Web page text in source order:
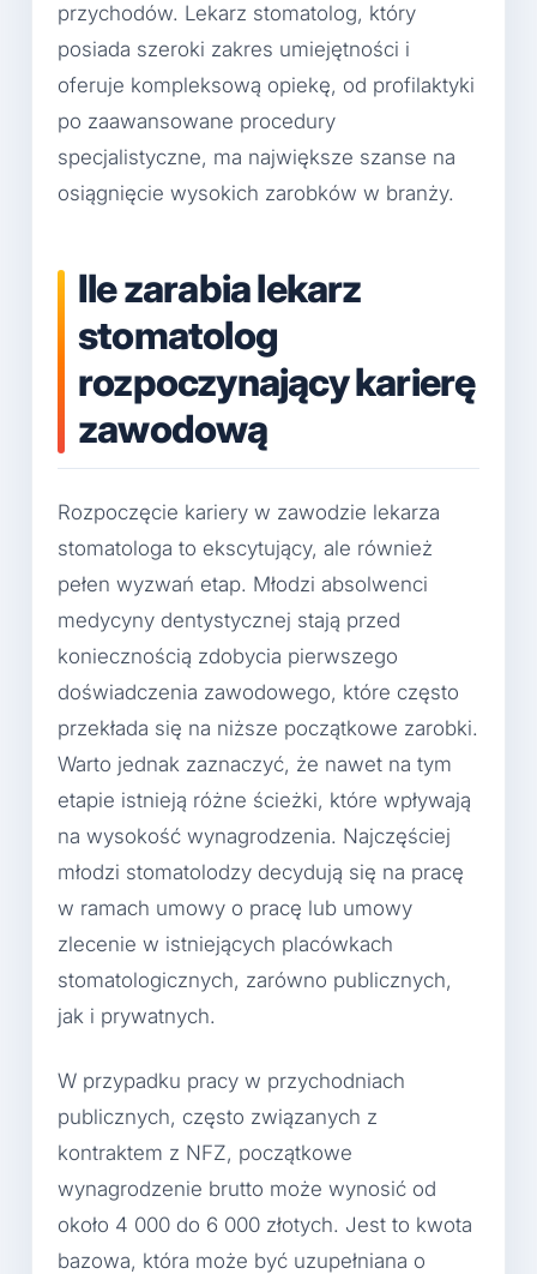
przychodów. Lekarz stomatolog, który
posiada szeroki zakres umiejętności i
oferuje kompleksową opiekę, od profilaktyki
po zaawansowane procedury
specjalistyczne, ma największe szanse na
osiągnięcie wysokich zarobków w branży.
Ile zarabia lekarz
stomatolog
rozpoczynający karierę
zawodową
Rozpoczęcie kariery w zawodzie lekarza
stomatologa to ekscytujący, ale również
pełen wyzwań etap. Młodzi absolwenci
medycyny dentystycznej stają przed
koniecznością zdobycia pierwszego
doświadczenia zawodowego, które często
przekłada się na niższe początkowe zarobki.
Warto jednak zaznaczyć, że nawet na tym
etapie istnieją różne ścieżki, które wpływają
na wysokość wynagrodzenia. Najczęściej
młodzi stomatolodzy decydują się na pracę
w ramach umowy o pracę lub umowy
zlecenie w istniejących placówkach
stomatologicznych, zarówno publicznych,
jak i prywatnych.
W przypadku pracy w przychodniach
publicznych, często związanych z
kontraktem z NFZ, początkowe
wynagrodzenie brutto może wynosić od
około 4 000 do 6 000 złotych. Jest to kwota
bazowa, która może być uzupełniana o